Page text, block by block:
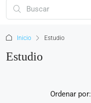
Inicio Estudio
Estudio
Ordenar por: